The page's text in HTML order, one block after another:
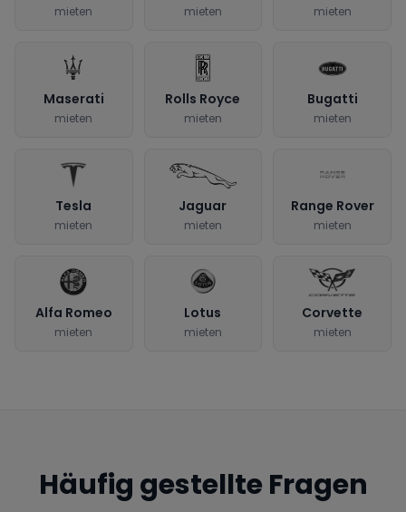
mieten mieten mieten
Maserati
mieten
Rolls Royce
mieten
Bugatti
mieten
Tesla
mieten
Jaguar
mieten
Range Rover
mieten
Alfa Romeo
mieten
Lotus
mieten
Corvette
mieten
Häufig gestellte Fragen